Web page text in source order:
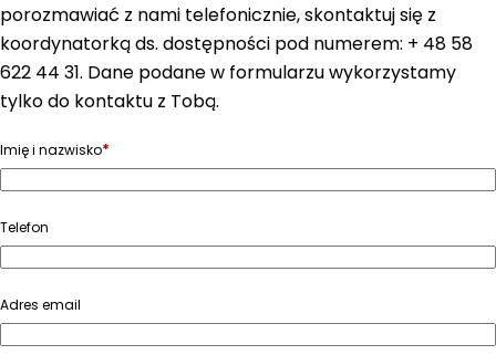
porozmawiać z nami telefonicznie, skontaktuj się z
koordynatorką ds. dostępności pod numerem: + 48 58
622 44 31. Dane podane w formularzu wykorzystamy
tylko do kontaktu z Tobą.
Imię i nazwisko*
Telefon
Adres email